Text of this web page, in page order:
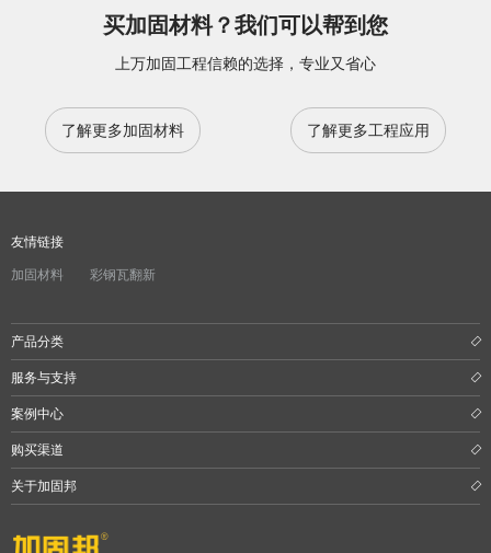
买加固材料？我们可以帮到您
上万加固工程信赖的选择，专业又省心
了解更多加固材料 了解更多工程应用
友情链接
加固材料
彩钢瓦翻新
产品分类
服务与支持
案例中心
购买渠道
关于加固邦